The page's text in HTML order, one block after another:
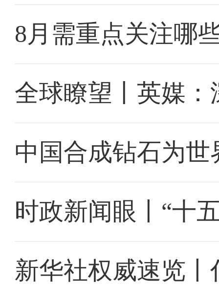
8月需重点关注哪
全球瞭望丨英媒
中国合成钻石为世
时政新闻眼丨“十
新华社权威速览丨